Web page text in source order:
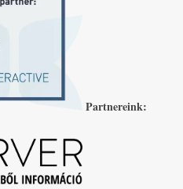
Partnereink: